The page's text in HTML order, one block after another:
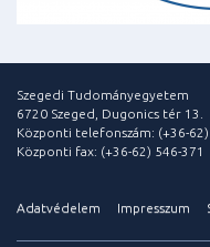
Szegedi Tudományegyetem
6720 Szeged, Dugonics tér 13.
Központi telefonszám: (+36-
Központi fax: (+36-62) 546-371
Adatvédelem Impresszum